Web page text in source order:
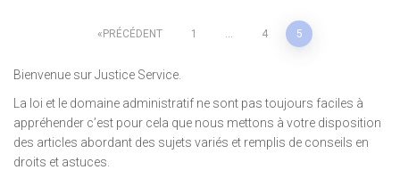
Pagination
des
publications
PRÉCÉDENT 1 4 5
Bienvenue sur Justice Service.
La loi et le domaine administratif ne sont pas toujours faciles à
appréhender c’est pour cela que nous mettons à votre disposition
des articles abordant des sujets variés et remplis de conseils en
droits et astuces.